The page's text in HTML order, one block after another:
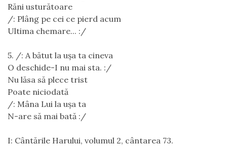
Răni usturătoare
/: Plâng pe cei ce pierd acum
Ultima chemare... :/
5. /: A bătut la uşa ta cineva
O deschide-I nu mai sta. :/
Nu lăsa să plece trist
Poate niciodată
/: Mâna Lui la uşa ta
N-are să mai bată :/
I: Cântările Harului, volumul 2, cântarea 73.